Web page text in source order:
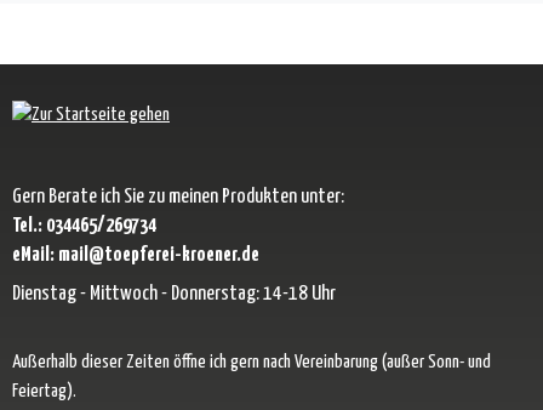
Gern Berate ich Sie zu meinen Produkten unter:
Tel.: 034465/269734
eMail: mail@toepferei-kroener.de
Dienstag - Mittwoch - Donnerstag: 14-18 Uhr
Außerhalb dieser Zeiten öffne ich gern nach Vereinbarung (außer Sonn- und
Feiertag).